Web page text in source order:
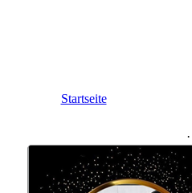
Startseite